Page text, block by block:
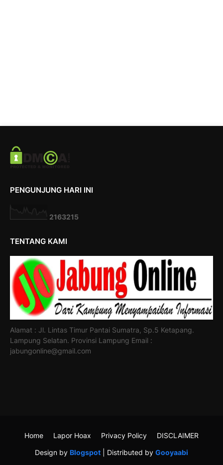
PENGUNJUNG HARI INI
2163215
TENTANG KAMI
Alamat : Jl. Lintas Timur Pantai Sumatra, Sp.5 Ketapang.
Lampung Selatan. Provinsi Lampung Email :
jabungonline@gmail.com
Design by Blogspot | Distributed by Gooyaabi
Home Lapor Hoax Privacy Policy DISCLAIMER